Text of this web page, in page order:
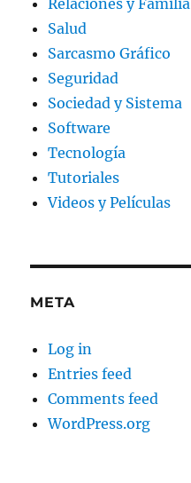
Relaciones y Familia
Salud
Sarcasmo Gráfico
Seguridad
Sociedad y Sistema
Software
Tecnología
Tutoriales
Videos y Películas
META
Log in
Entries feed
Comments feed
WordPress.org